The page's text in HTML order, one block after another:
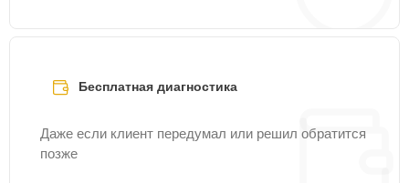
Бесплатная диагностика
Даже если клиент передумал или решил обратится
позже